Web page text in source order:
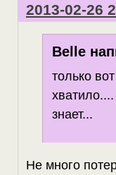
2013-02-26
Belle
только
знает...
Не много